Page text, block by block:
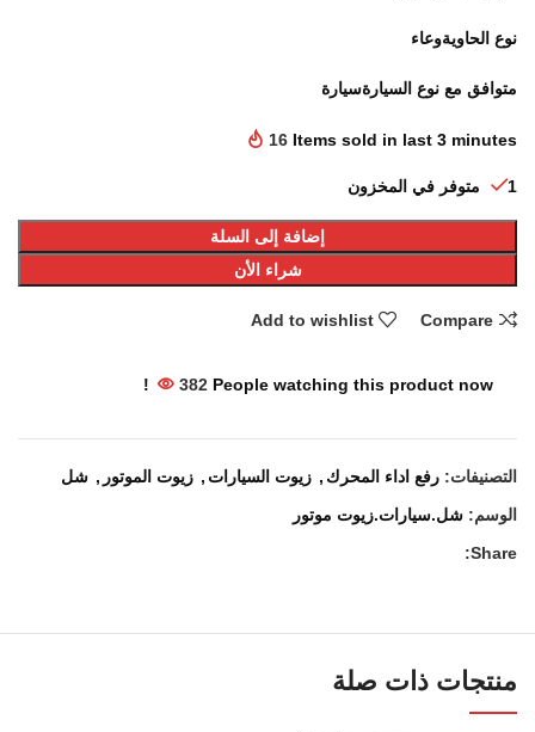
نوع الحاويةوعاء
متوافق مع نوع السيارةسيارة
16 Items sold in last 3 minutes
1 متوفر في المخزون
إضافة إلى السلة
شراء الأن
Compare
Add to wishlist
382 People watching this product now!
التصنيفات: رفع اداء المحرك , زيوت السيارات , زيوت الموتور , شل
الوسم: شل.سيارات.زيوت موتور
Share:
منتجات ذات صلة